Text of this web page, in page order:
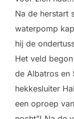
Na de herstart
waterpomp
hij de
Het veld
de Albatros en
hekkesluiter
een oproep